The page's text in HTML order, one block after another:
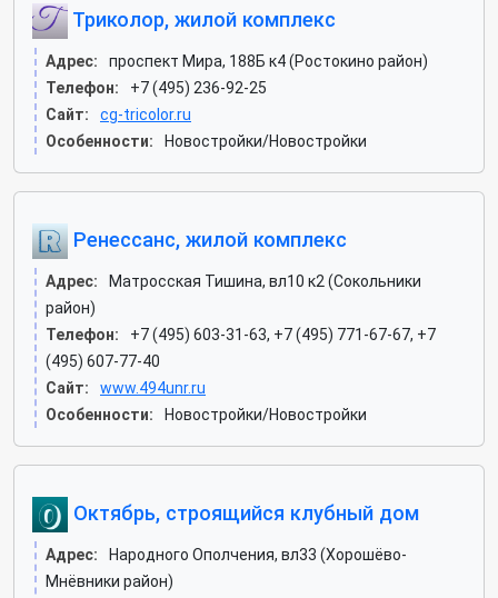
Триколор, жилой комплекс
Адрес:
проспект Мира, 188Б к4 (Ростокино район)
Телефон:
+7 (495) 236-92-25
Сайт:
cg-tricolor.ru
Особенности:
Новостройки/Новостройки
Ренессанс, жилой комплекс
Адрес:
Матросская Тишина, вл10 к2 (Сокольники
район)
Телефон:
+7 (495) 603-31-63, +7 (495) 771-67-67, +7
(495) 607-77-40
Сайт:
www.494unr.ru
Особенности:
Новостройки/Новостройки
Октябрь, строящийся клубный дом
Адрес:
Народного Ополчения, вл33 (Хорошёво-
Мнёвники район)